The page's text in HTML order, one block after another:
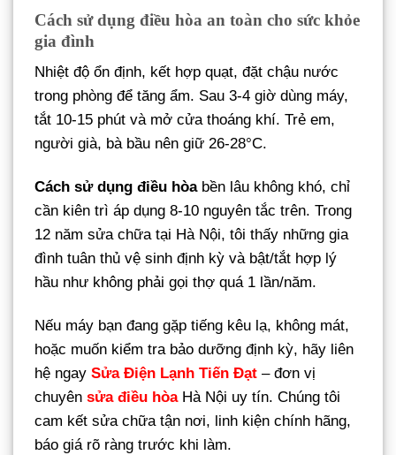
Cách sử dụng điều hòa an toàn cho sức khỏe
gia đình
Nhiệt độ ổn định, kết hợp quạt, đặt chậu nước
trong phòng để tăng ẩm. Sau 3-4 giờ dùng máy,
tắt 10-15 phút và mở cửa thoáng khí. Trẻ em,
người già, bà bầu nên giữ 26-28°C.
Cách sử dụng điều hòabền lâu không khó, chỉ
cần kiên trì áp dụng 8-10 nguyên tắc trên. Trong
12 năm sửa chữa tại Hà Nội, tôi thấy những gia
đình tuân thủ vệ sinh định kỳ và bật/tắt hợp lý
hầu như không phải gọi thợ quá 1 lần/năm.
Nếu máy bạn đang gặp tiếng kêu lạ, không mát,
hoặc muốn kiểm tra bảo dưỡng định kỳ, hãy liên
hệ ngay Sửa Điện Lạnh Tiến Đạt – đơn vị
chuyên sửa điều hòaHà Nội uy tín. Chúng tôi
cam kết sửa chữa tận nơi, linh kiện chính hãng,
báo giá rõ ràng trước khi làm.